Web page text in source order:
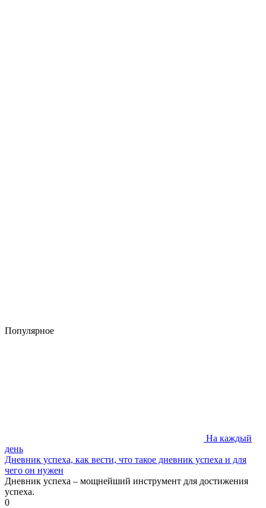
Популярное
На каждый
день
Дневник успеха, как вести, что такое дневник успеха и для
чего он нужен
Дневник успеха – мощнейший инструмент для достижения
успеха.
0